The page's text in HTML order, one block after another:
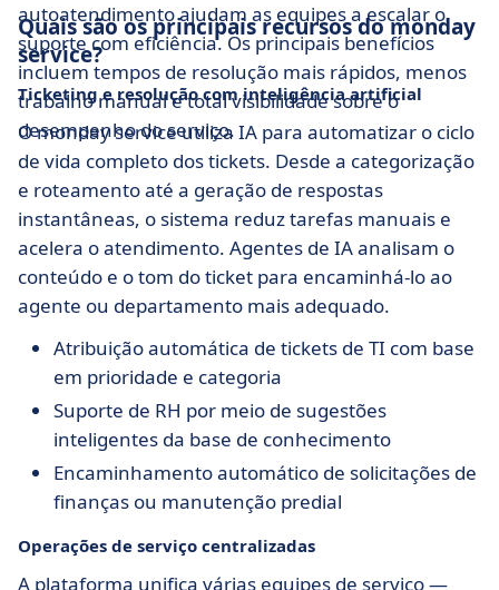
autoatendimento ajudam as equipes a escalar o
suporte com eficiência. Os principais benefícios
incluem tempos de resolução mais rápidos, menos
trabalho manual e total visibilidade sobre o
desempenho do serviço.
Quais são os principais recursos do monday
service?
Ticketing e resolução com inteligência artificial
O monday service utiliza IA para automatizar o ciclo
de vida completo dos tickets. Desde a categorização
e roteamento até a geração de respostas
instantâneas, o sistema reduz tarefas manuais e
acelera o atendimento. Agentes de IA analisam o
conteúdo e o tom do ticket para encaminhá-lo ao
agente ou departamento mais adequado.
Atribuição automática de tickets de TI com base
em prioridade e categoria
Suporte de RH por meio de sugestões
inteligentes da base de conhecimento
Encaminhamento automático de solicitações de
finanças ou manutenção predial
Operações de serviço centralizadas
A plataforma unifica várias equipes de serviço —